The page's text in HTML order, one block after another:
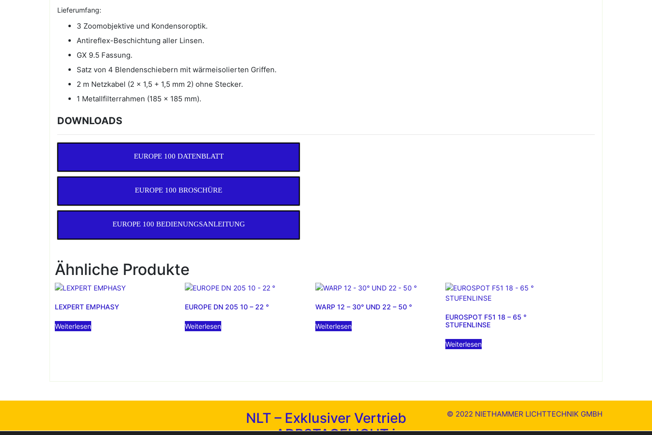
Lieferumfang:
3 Zoomobjektive und Kondensoroptik.
Antireflex-Beschichtung aller Linsen.
GX 9.5 Fassung.
Satz von 4 Blendenschiebern mit wärmeisolierten Griffen.
2 m Netzkabel (2 x 1,5 + 1,5 mm 2) ohne Stecker.
1 Metallfilterrahmen (185 x 185 mm).
DOWNLOADS
EUROPE 100 DATENBLATT
EUROPE 100 BROSCHÜRE
EUROPE 100 BEDIENUNGSANLEITUNG
Ähnliche Produkte
LEXPERT EMPHASY
Weiterlesen
EUROPE DN 205 10 – 22 °
Weiterlesen
WARP 12 – 30° UND 22 – 50 °
Weiterlesen
EUROSPOT F51 18 – 65 °
STUFENLINSE
Weiterlesen
NLT – Exklusiver Vertrieb
© 2022 NIETHAMMER LICHTTECHNIK GMBH